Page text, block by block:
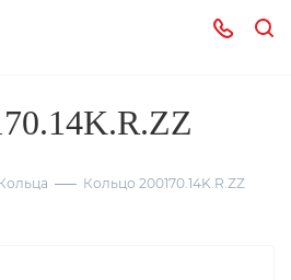
Кольцо 200170.14K.R.ZZ